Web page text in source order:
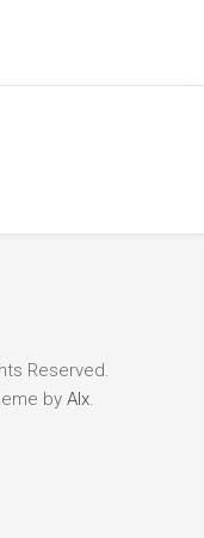
Reserved.
by Alx.